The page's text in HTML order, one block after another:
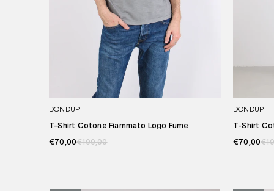
DONDUP
T-Shirt Cotone Fiammato Logo Fume
€70,00€100,00
DONDUP
T-Shirt
€70,00